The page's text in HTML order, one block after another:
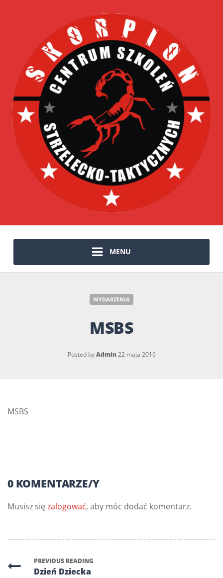
MENU
WYDARZENIA
MSBS
Posted byAdmin 22 maja 2016
MSBS
0 KOMENTARZE/Y
Musisz się zalogować, aby móc dodać komentarz.
PREVIOUS READING
Dzień Dziecka